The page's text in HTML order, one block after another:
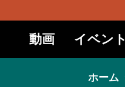
動画 イベント
ホーム